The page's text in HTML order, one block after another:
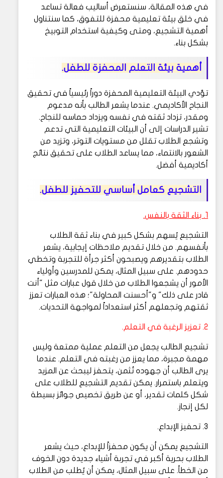
في هذه المقالة، سنستعرض أساليب فعالة تساعد
في خلق بيئة تعليمية محفزة للتفوق، كما سنتناول
أهمية التشجيع، ومتى وكيفية استخدام التوبيخ
بشكل بناء.
أهمية بيئة التعلم المحفزة للطفل.
تؤدي البيئة التعليمية المحفزة دوراً رئيسياً في تحقيق
النجاح الأكاديمي. عندما يشعر الطالب بأنه مدعوم
ومقدر، تزداد ثقته في نفسه ويزداد حماسه للنجاح.
تشير الدراسات إلى أن البيئات التعليمية التي تدعم
وتشجع الطلاب تقلل من مستويات التوتر، وتزيد من
الشعور بالانتماء، مما يساعد الطلاب على تحقيق نتائج
أكاديمية أفضل.
التشجيع كعامل أساسي للتحفيز للطفل.
1. بناء الثقة بالنفس.
التشجيع يُسهم بشكل كبير في بناء ثقة الطلاب
بأنفسهم. من خلال تقديم ملاحظات إيجابية، يشعر
الطلاب بتقديرهم ويصبحون أكثر جرأة للتجربة وتخطي
حدودهم. على سبيل المثال، يمكن للمدرسين وأولياء
الأمور أن يشجعوا الطلاب من خلال قول عبارات مثل "أنت
قادر على ذلك" و"أحسنت المحاولة"؛ هذه العبارات تعزز
ثقتهم وتجعلهم أكثر استعداداً لمواجهة التحديات.
2. تعزيز الرغبة في التعلم.
تشجيع الطالب يجعل من التعلم عملية ممتعة وليس
مهمة مجبرة، مما يعزز من رغبته في التعلم. عندما
يرى الطالب أن جهوده تُثمن، يتحفز ليبحث عن المزيد
ويتعلم باستمرار. يمكن تقديم التشجيع للطلاب على
شكل كلمات تقدير، أو عن طريق تخصيص جوائز بسيطة
لكل إنجاز.
3. تحفيز الإبداع.
التشجيع يمكن أن يكون محفزاً للإبداع، حيث يشعر
الطلاب بحرية أكبر في تجربة أشياء جديدة دون الخوف
من الخطأ. على سبيل المثال، يمكن أن يُطلب من الطلاب